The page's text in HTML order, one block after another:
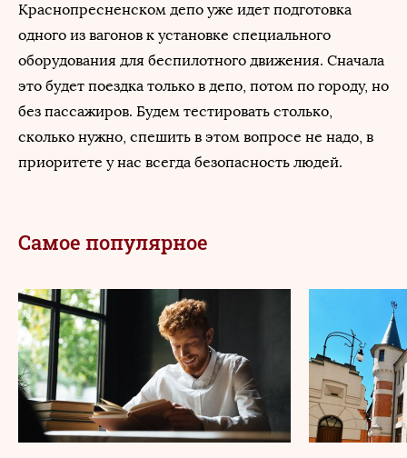
Краснопресненском депо уже идет подготовка
одного из вагонов к установке специального
оборудования для беспилотного движения. Сначала
это будет поездка только в депо, потом по городу, но
без пассажиров. Будем тестировать столько,
сколько нужно, спешить в этом вопросе не надо, в
приоритете у нас всегда безопасность людей.
Самое популярное